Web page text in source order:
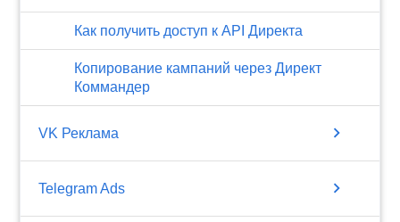
Как получить доступ к API Директа
Копирование кампаний через Директ
Коммандер
VK Реклама chevron_right
Telegram Ads chevron_right